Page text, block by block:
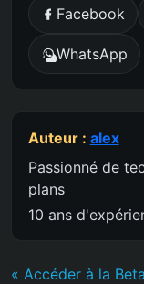
Facebook
WhatsApp
Auteur : alex
Passionné de
plans
10 ans
« Accéder à la